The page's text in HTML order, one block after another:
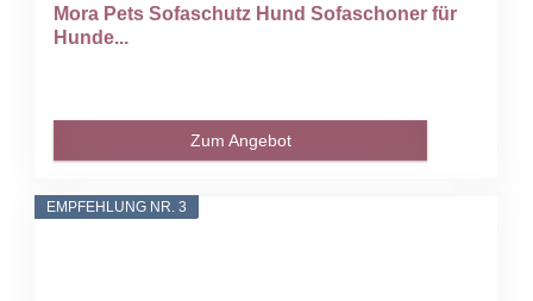
Mora Pets Sofaschutz Hund Sofaschoner für
Hunde...
Zum Angebot
EMPFEHLUNG NR. 3